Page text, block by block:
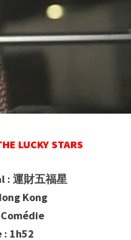
LUCKY STARS
: 運財五福星
Kong
: 1h52